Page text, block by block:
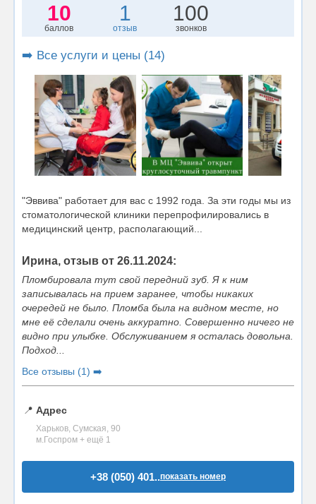
10
баллов
1
отзыв
100
звонков
➡️ Все услуги и цены (14)
"Эввива" работает для вас с 1992 года. За эти годы мы из
стоматологической клиники перепрофилировались в
медицинский центр, располагающий...
Ирина, отзыв от 26.11.2024:
Пломбировала тут свой передний зуб. Я к ним
записывалась на прием заранее, чтобы никаких
очередей не было. Пломба была на видном месте, но
мне её сделали очень аккуратно. Совершенно ничего не
видно при улыбке. Обслуживанием я осталась довольна.
Подход...
Все отзывы (1) ➡️
📍 Адрес
Харьков, Сумская, 90
м.Госпром + ещё 1
+38 (050) 401..показать номер